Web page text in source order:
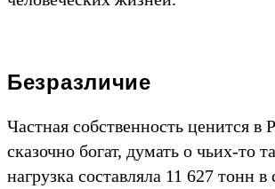
Безразличие
Частная собственность ценится
сказочно богат, думать о чьих-то
нагрузка составляла 11 627 тонн в